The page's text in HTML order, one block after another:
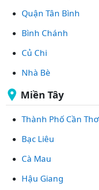
Quận Tân Bình
Bình Chánh
Củ Chi
Nhà Bè
Miền Tây
Thành Phố Cần Thơ
Bạc Liêu
Cà Mau
Hậu Giang